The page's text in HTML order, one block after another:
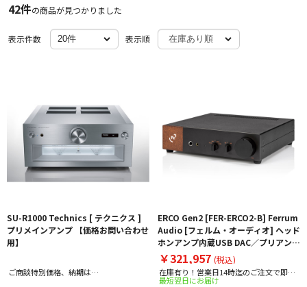
42件の商品が見つかりました
表示件数 表示順
SU-R1000 Technics [ テクニクス ]
プリメインアンプ 【価格お問い合わせ
用】
ご商談特別価格、納期は
ERCO Gen2 [FER-ERCO2-B] Ferrum
Audio [フェルム・オーディオ] ヘッド
ホンアンプ内蔵USB DAC／プリアンプ
下取り査定額20%アップ実施中！
￥321,957 (税込)
在庫有り！営業日14時迄のご注文で即日
出荷！
最短翌日にお届け